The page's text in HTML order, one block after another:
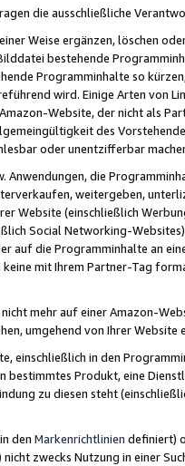
die ausschließliche
Weise ergänzen, löschen
bestehende
Programminhalte so
wird. Einige Arten von
Website, der nicht als
des
oder unentzifferbar
Anwendungen, die
weitergeben,
Website (einschließlich
Social Networking-
auf die Programminhalte an
mit Ihrem Partner-Tag
mehr auf einer Amazon-
umgehend von Ihrer
einschließlich in den
bestimmtes Produkt, eine
zu diesen steht
den Markenrichtlinien definiert)
nicht zwecks Nutzung in einer